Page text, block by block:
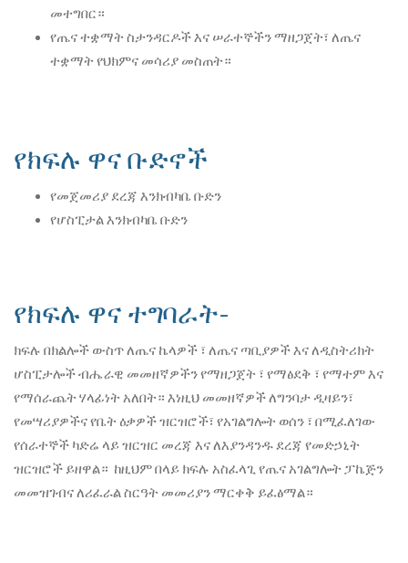
መተግበር።
የጤና ተቋማት ስታንዳርዶች እና ሠራተኞችን ማዘጋጀት፣ ለጤና
ተቋማት የህክምና መሳሪያ መስጠት።
የክፍሉ ዋና ቡድኖች
የመጀመሪያ ደረጃ እንክብካቤ ቡድን
የሆስፒታል እንክብካቤ ቡድን
የክፍሉ ዋና ተግባራት-
ክፍሉ በክልሎች ውስጥ ለጤና ኬላዎች ፣ ለጤና ጣቢያዎች እና ለዲስትሪክት
ሆስፒታሎች ብሔራዊ መመዘኛዎችን የማዘጋጀት ፣ የማፅደቅ ፣ የማተም እና
የማሰራጨት ሃላፊነት አለበት። እነዚህ መመዘኛዎች ለግንባታ ዲዛይን፣
የመሣሪያዎችና የቤት ዕቃዎች ዝርዝሮች፣ የአገልግሎት ወሰን ፣ በሚፈለገው
የሰራተኞች ካድሬ ላይ ዝርዝር መረጃ እና ለእያንዳንዱ ደረጃ የመድኃኒት
ዝርዝሮች ይዘዋል። ከዚህም በላይ ክፍሉ አስፈላጊ የጤና አገልግሎት ፓኬጅን
መመዝገብና ለሪፈራል ስርዓት መመሪያን ማርቀቅ ይፈፅማል።